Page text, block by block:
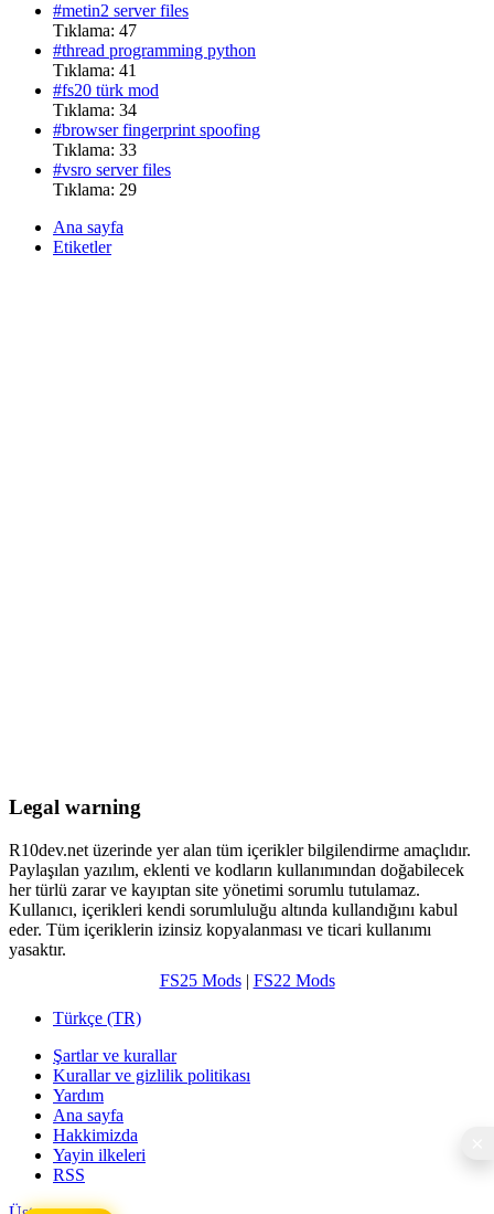
#metin2 server files
Tıklama: 47
#thread programming python
Tıklama: 41
#fs20 türk mod
Tıklama: 34
#browser fingerprint spoofing
Tıklama: 33
#vsro server files
Tıklama: 29
Ana sayfa
Etiketler
Legal warning
R10dev.net üzerinde yer alan tüm içerikler bilgilendirme amaçlıdır.
Paylaşılan yazılım, eklenti ve kodların kullanımından doğabilecek
her türlü zarar ve kayıptan site yönetimi sorumlu tutulamaz.
Kullanıcı, içerikleri kendi sorumluluğu altında kullandığını kabul
eder. Tüm içeriklerin izinsiz kopyalanması ve ticari kullanımı
yasaktır.
FS25 Mods| FS22 Mods
Türkçe (TR)
Şartlar ve kurallar
Kurallar ve gizlilik politikası
Yardım
Ana sayfa
Hakkimizda
Yayin ilkeleri
RSS